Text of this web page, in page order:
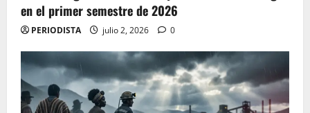
en el primer semestre de 2026
PERIODISTA julio 2, 2026 0